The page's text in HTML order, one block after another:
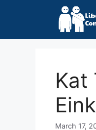
Kat
March 17,